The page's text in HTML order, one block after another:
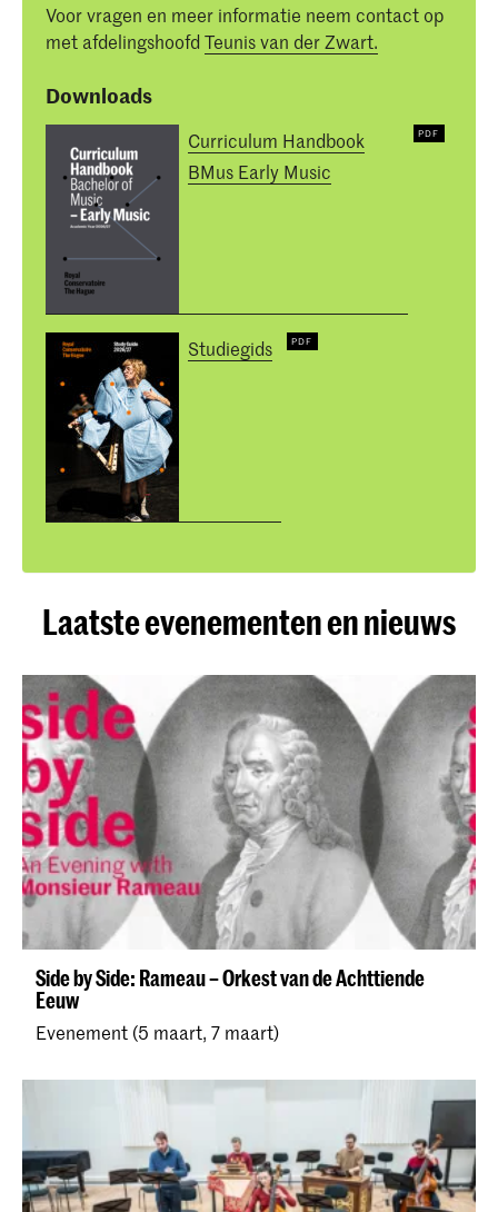
Voor vragen en meer informatie neem contact op
met afdelingshoofdTeunis van der Zwart.
Downloads
Curriculum Handbook
BMus Early Music
Studiegids
Laatste evenementen en nieuws
Side by Side: Rameau – Orkest van de Achttiende
Eeuw
Evenement (5 maart, 7 maart)